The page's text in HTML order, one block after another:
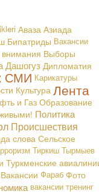
Аваза Азиада
Бипатриды Вакансии
Выборы
Дашогуз Дипломатия
СМИ Карикатуры
Культура Лента
и Газ Образование
Политика
Происшествия
слова Сельское
Тиркиш Тырмыев
Туркменские
Фараб Фото
вакансии тренинг